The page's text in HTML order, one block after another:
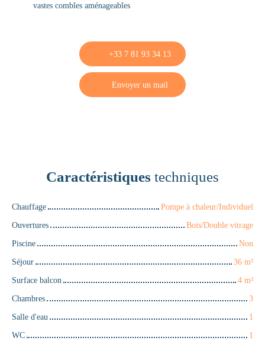
vastes combles aménageables
+33 7 81 93 34 13
Envoyer un mail
Caractéristiques techniques
Chauffage
Pompe à chaleur/Individuel
Ouvertures
Bois/Double vitrage
Piscine
Non
Séjour
36 m²
Surface balcon
4 m²
Chambres
3
Salle d'eau
1
WC
1